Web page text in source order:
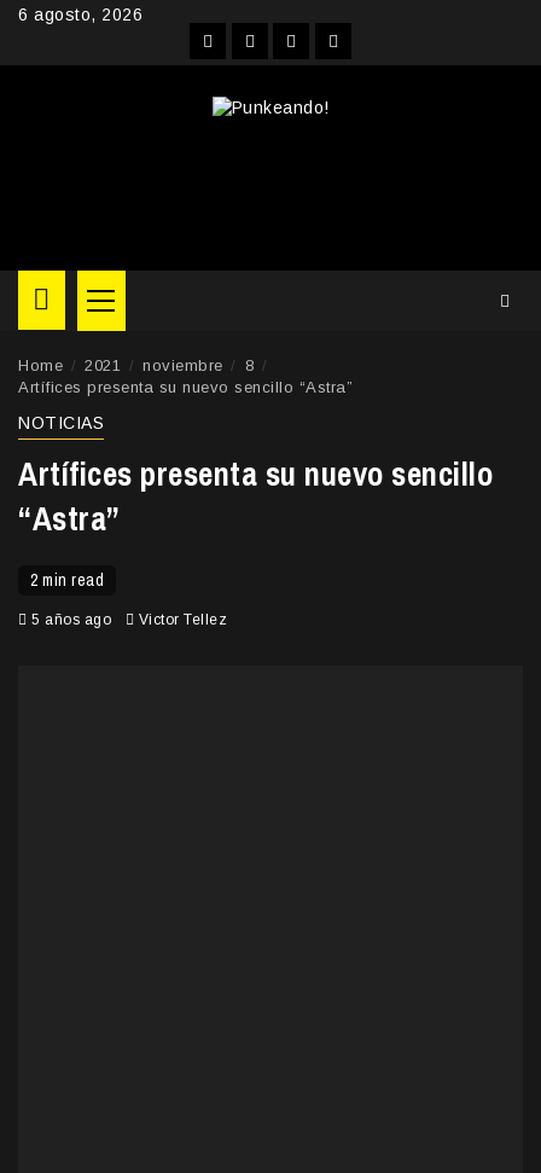
Skip6 agosto, 2026
FacebookInstagram
YouTubeTwitter
Primary
Menu
Home 2021 noviembre
8
Artífices presenta su nuevo sencillo “Astra”
NOTICIAS
Artífices presenta su nuevo sencillo
“Astra”
2 min read
5 años ago Victor Tellez